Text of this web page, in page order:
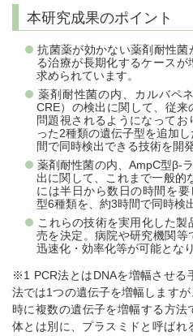
本研究成果のポイント
抗菌薬が効かない薬剤耐性菌
る治療が長期化するケース
求められています。
薬剤耐性菌の内、カルバペ
CRE）の検出に関して、従
問題視されるようになって
った2種類の遺伝子型を追加
間で同時検出できる技術を開
薬剤耐性菌の内、AmpC型β-
出に関して、これまで一般的
には半日から数日の時間を
型6種類を、約3時間で同時検
これらの技術を実用化した
売を決定。病院や研究機関
迅速化・効率化等が可能となり
※1 PCR法とはDNAを増幅させる
法では1つの遺伝子を増幅します
時に複数の遺伝子を増幅する方
体とは別に、プラスミドと呼ばれ